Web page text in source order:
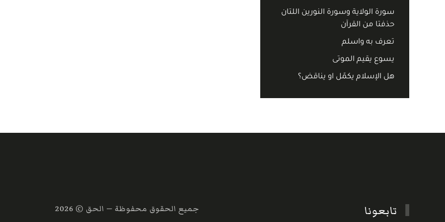
سورة الولاية وسورة النورين اللتان
حذفتا من القرآن
تعرف به واسلم
يسوع يقيم الموتى
هل الإسلام يكمّل او يناقض؟
تابعونا جميع الحقوق محفوظة — الحق © 2026